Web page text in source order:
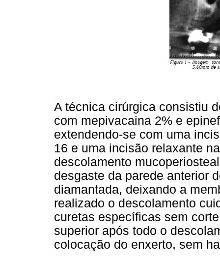
A técnica cirúrgica consistiu
com mepivacaina 2% e
extendendo-se com uma
16 e uma incisão relaxante
descolamento
desgaste da parede anterior
diamantada, deixando a
realizado o descolamento
curetas específicas sem
superior após todo o
colocação do enxerto, sem